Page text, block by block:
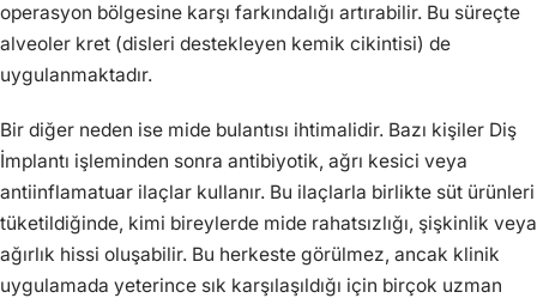
operasyon bölgesine karşı farkındalığı artırabilir. Bu süreçte
alveoler kret (disleri destekleyen kemik cikintisi) de
uygulanmaktadır.
Bir diğer neden ise mide bulantısı ihtimalidir. Bazı kişiler Diş
İmplantı işleminden sonra antibiyotik, ağrı kesici veya
antiinflamatuar ilaçlar kullanır. Bu ilaçlarla birlikte süt ürünleri
tüketildiğinde, kimi bireylerde mide rahatsızlığı, şişkinlik veya
ağırlık hissi oluşabilir. Bu herkeste görülmez, ancak klinik
uygulamada yeterince sık karşılaşıldığı için birçok uzman